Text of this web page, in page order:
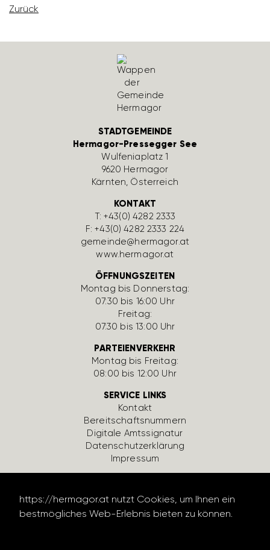
https://hermagor.at nutzt Cookies, um Ihnen ein
bestmögliches Web-Erlebnis bieten zu können.
Zurück
STADTGEMEINDE
Hermagor-Pressegger See
Wulfe­nia­platz 1
9620 Hermagor
Kärnten, Öster­reich
KONTAKT
T:+43(0) 4282 2333
F: +43(0) 4282 2333 224
gemeinde@hermagor.at
www.hermagor.at
ÖFFNUNGSZEITEN
Montag bis Donnerstag:
07:30 bis 16:00 Uhr
Freitag:
07:30 bis 13:00 Uhr
PARTEIENVERKEHR
Montag bis Freitag:
08:00 bis 12:00 Uhr
SERVICE LINKS
Kontakt
Bereit­schafts­num­mern
Digi­tale Amts­si­gnatur
Daten­schutz­er­klä­rung
Impressum